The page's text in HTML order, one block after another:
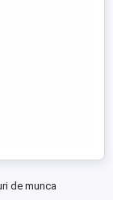
Dacă ești
de munca